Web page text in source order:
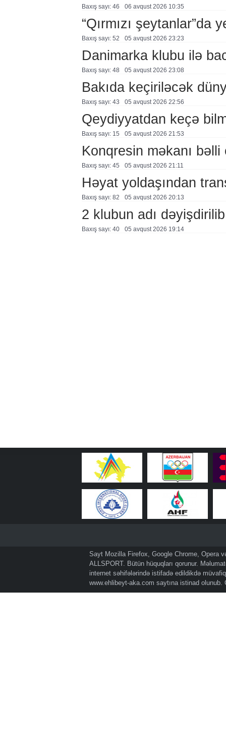
Baxış sayı: 46 06 avqust 2026 10:35
“Qırmızı şeytanlar”da
Baxış sayı: 52 05 avqust 2026 23:23
Danimarka klubu ilə
Baxış sayı: 48 05 avqust 2026 23:08
Bakıda keçiriləcək
Baxış sayı: 43 05 avqust 2026 22:56
Qeydiyyatdan keçə
Baxış sayı: 15 05 avqust 2026 21:53
Konqresin məkanı bəlli
Baxış sayı: 45 05 avqust 2026 21:11
Həyat yoldaşından
Baxış sayı: 82 05 avqust 2026 20:13
2 klubun adı dəyişdirilib
Baxış sayı: 40 05 avqust 2026 19:14
Sayt Mozilla Firefox, Google Chrome, Opera
ALLSPORT. Bütün hüquqları qorunur.
internet səhifələrində istifadə edildikdə
www.ehlibeyt-aka.com saytına istinad olunub.